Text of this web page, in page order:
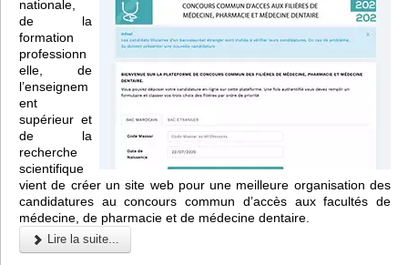
nationale,
de la
formation
professionn
elle, de
l’enseignem
ent
supérieur et
de la
recherche
scientifique
vient de créer un site web pour une meilleure organisation des
candidatures au concours commun d’accès aux facultés de
médecine, de pharmacie et de médecine dentaire.
Lire la suite...